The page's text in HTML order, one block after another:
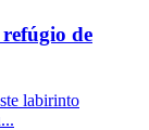
de
labirinto